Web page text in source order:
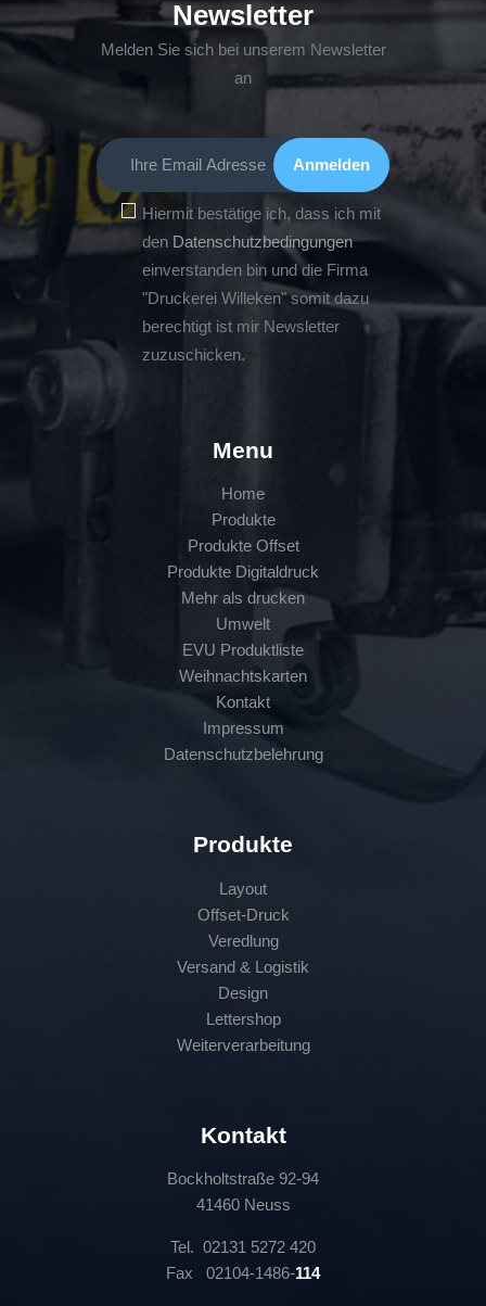
Newsletter
Melden Sie sich bei unserem Newsletter
an
Hiermit bestätige ich, dass ich mit
den Datenschutzbedingungen
einverstanden bin und die Firma
"Druckerei Willeken" somit dazu
berechtigt ist mir Newsletter
zuzuschicken.
Menu
Home
Produkte
Produkte Offset
Produkte Digitaldruck
Mehr als drucken
Umwelt
EVU Produktliste
Weihnachtskarten
Kontakt
Impressum
Datenschutzbelehrung
Produkte
Layout
Offset-Druck
Veredlung
Versand & Logistik
Design
Lettershop
Weiterverarbeitung
Kontakt
Bockholtstraße 92-94
41460 Neuss
Tel. 02131 5272 420
Fax 02104-1486-114